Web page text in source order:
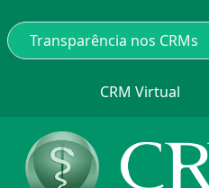
CRM Virtual